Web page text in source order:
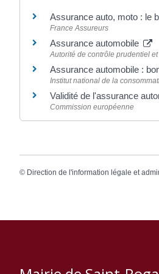
Assurance auto, moto : le
France Assureurs
Assurance automobile
Autorité de contrôle prudentiel
Assurance automobile :
Institut national de la
Validité de l'assurance
Commission européenne
© Direction de l'information légale et